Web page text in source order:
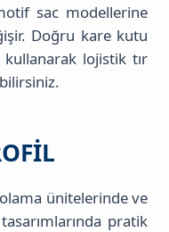
sac modellerine
Doğru kare kutu
lojistik tır
ünitelerinde ve
pratik